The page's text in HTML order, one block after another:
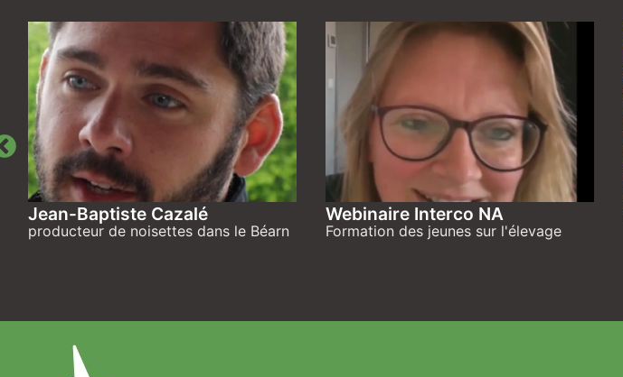
Jean-Baptiste Cazalé
producteur de noisettes dans le Béarn
Webinaire Interco NA
Formation des jeunes sur l'élevage